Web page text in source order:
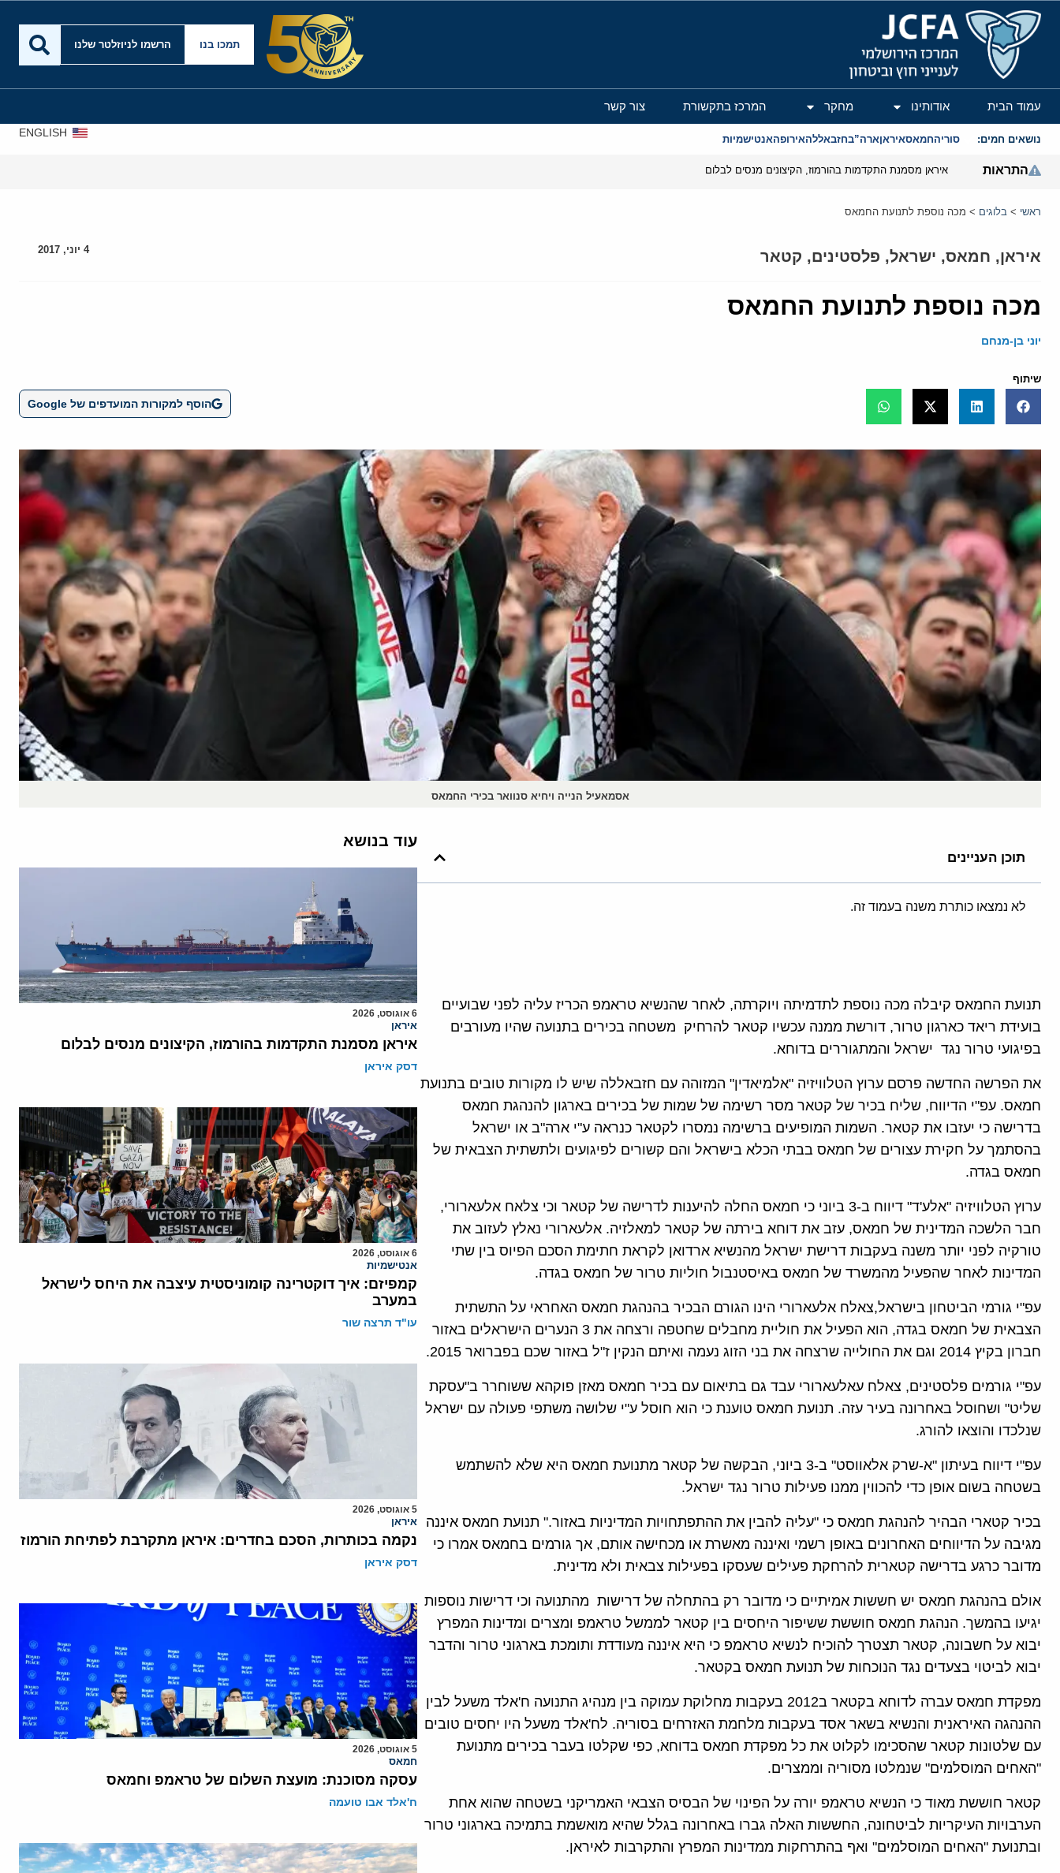
המרכז הירושלמי לענייני חוץ וביטחון
תמכו בנו הרשמו לניוזלטר שלנו
עמוד הבית אודותינו מחקר המרכז בתקשורת צור קשר
נושאים חמים: סוריהחמאסאיראןארה”בחזבאללהאירופהאנטישמיות
ENGLISH
התראות איראן מסמנת התקדמות בהורמוז, הקיצונים מנסים לבלום
ראשי > בלוגים > מכה נוספת לתנועת החמאס
איראן, חמאס, ישראל, פלסטינים, קטאר 4 יוני, 2017
מכה נוספת לתנועת החמאס
יוני בן-מנחם
שיתוף
הוסף למקורות המועדפים של Google
אסמאעיל הנייה ויחיא סנוואר בכירי החמאס
תוכן העניינים
לא נמצאו כותרת משנה בעמוד זה.
תנועת החמאס קיבלה מכה נוספת לתדמיתה ויוקרתה, לאחר שהנשיא טראמפ הכריז עליה לפני שבועיים
בועידת ריאד כארגון טרור, דורשת ממנה עכשיו קטאר להרחיק משטחה בכירים בתנועה שהיו מעורבים
בפיגועי טרור נגד ישראל והמתגוררים בדוחא.
את הפרשה החדשה פרסם ערוץ הטלוויזיה "אלמיאדין" המזוהה עם חזבאללה שיש לו מקורות טובים בתנועת
חמאס. עפ"י הדיווח, שליח בכיר של קטאר מסר רשימה של שמות של בכירים בארגון להנהגת חמאס
בדרישה כי יעזבו את קטאר. השמות המופיעים ברשימה נמסרו לקטאר כנראה ע"י ארה"ב או ישראל
בהסתמך על חקירת עצורים של חמאס בבתי הכלא בישראל והם קשורים לפיגועים ולתשתית הצבאית של
חמאס בגדה.
ערוץ הטלוויזיה "אלע'ד" דיווח ב-3 ביוני כי חמאס החלה להיענות לדרישה של קטאר וכי צלאח אלעארורי,
חבר הלשכה המדינית של חמאס, עזב את דוחא בירתה של קטאר למאלזיה. אלעארורי נאלץ לעזוב את
טורקיה לפני יותר משנה בעקבות דרישת ישראל מהנשיא ארדואן לקראת חתימת הסכם הפיוס בין שתי
המדינות לאחר שהפעיל מהמשרד של חמאס באיסטנבול חוליות טרור של חמאס בגדה.
עפ"י גורמי הביטחון בישראל,צאלח אלעארורי הינו הגורם הבכיר בהנהגת חמאס האחראי על התשתית
הצבאית של חמאס בגדה, הוא הפעיל את חוליית מחבלים שחטפה ורצחה את 3 הנערים הישראלים באזור
חברון בקיץ 2014 וגם את החולייה שרצחה את בני הזוג נעמה ואיתם הנקין ז"ל באזור שכם בפברואר 2015.
עפ"י גורמים פלסטינים, צאלח עאלעארורי עבד גם בתיאום עם בכיר חמאס מאזן פוקהא ששוחרר ב"עסקת
שליט" ושחוסל באחרונה בעיר עזה. תנועת חמאס טוענת כי הוא חוסל ע"י שלושה משתפי פעולה עם ישראל
שנלכדו והוצאו להורג.
עפ"י דיווח בעיתון "א-שרק אלאווסט" ב-3 ביוני, הבקשה של קטאר מתנועת חמאס היא שלא להשתמש
בשטחה בשום אופן כדי להכווין ממנו פעילות טרור נגד ישראל.
בכיר קטארי הבהיר להנהגת חמאס כי "עליה להבין את ההתפתחויות המדיניות באזור." תנועת חמאס איננה
מגיבה על הדיווחים האחרונים באופן רשמי ואיננה מאשרת או מכחישה אותם, אך גורמים בחמאס אמרו כי
מדובר כרגע בדרישה קטארית להרחקת פעילים שעסקו בפעילות צבאית ולא מדינית.
אולם בהנהגת חמאס יש חששות אמיתיים כי מדובר רק בהתחלה של דרישות מהתנועה וכי דרישות נוספות
יגיעו בהמשך. הנהגת חמאס חוששת ששיפור היחסים בין קטאר לממשל טראמפ ומצרים ומדינות המפרץ
יבוא על חשבונה, קטאר תצטרך להוכיח לנשיא טראמפ כי היא איננה מעודדת ותומכת בארגוני טרור והדבר
יבוא לביטוי בצעדים נגד הנוכחות של תנועת חמאס בקטאר.
מפקדת חמאס עברה לדוחא בקטאר ב2012 בעקבות מחלוקת עמוקה בין מנהיג התנועה ח'אלד משעל לבין
ההנהגה האיראנית והנשיא בשאר אסד בעקבות מלחמת האזרחים בסוריה. לח'אלד משעל היו יחסים טובים
עם שלטונות קטאר שהסכימו לקלוט את כל מפקדת חמאס בדוחא, כפי שקלטו בעבר בכירים מתנועת
"האחים המוסלמים" שנמלטו מסוריה וממצרים.
קטאר חוששת מאוד כי הנשיא טראמפ יורה על הפינוי של הבסיס הצבאי האמריקני בשטחה שהוא אחת
הערבויות העיקריות לביטחונה, החששות האלה גברו באחרונה בגלל שהיא מואשמת בתמיכה בארגוני טרור
ובתנועת "האחים המוסלמים" ואף בהתרחקות ממדינות המפרץ והתקרבות לאיראן.
עוד בנושא
6 אוגוסט, 2026
איראן
איראן מסמנת התקדמות בהורמוז, הקיצונים מנסים לבלום
דסק איראן
6 אוגוסט, 2026
אנטישמיות
קמפיזם: איך דוקטרינה קומוניסטית עיצבה את היחס לישראל
במערב
עו"ד תרצה שור
5 אוגוסט, 2026
איראן
נקמה בכותרות, הסכם בחדרים: איראן מתקרבת לפתיחת הורמוז
דסק איראן
5 אוגוסט, 2026
חמאס
עסקה מסוכנת: מועצת השלום של טראמפ וחמאס
ח'אלד אבו טועמה